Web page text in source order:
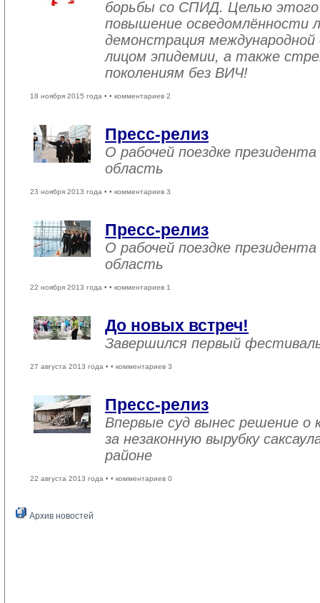
борьбы со СПИД. Целью этого
повышение
демонстрация международной
лицом эпидемии, а также
поколениям без ВИЧ!
18 ноября 2015 года • • комментариев 2
Пресс-релиз
О рабочей поездке
область
23 ноября 2013 года • • комментариев 3
Пресс-релиз
О рабочей поездке
область
22 ноября 2013 года • • комментариев 1
До новых встреч!
Завершился первый
27 августа 2013 года • • комментариев 3
Пресс-релиз
Впервые суд вынес решение о
за незаконную вырубку
районе
22 августа 2013 года • • комментариев 0
Архив новостей